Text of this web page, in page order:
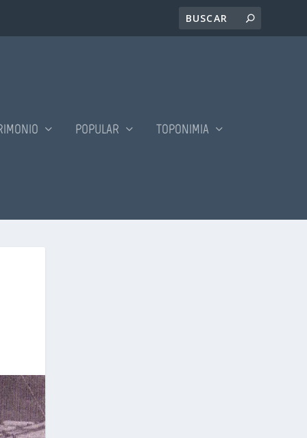
POPULAR TOPONIMIA